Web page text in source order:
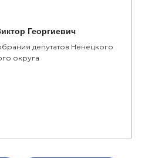
Георгиевич
депутатов Ненецкого
округа